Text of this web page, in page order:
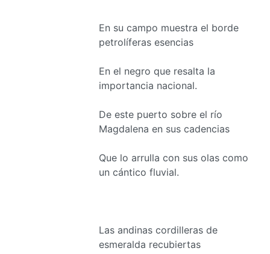
En su campo muestra el borde
petrolíferas esencias
En el negro que resalta la
importancia nacional.
De este puerto sobre el río
Magdalena en sus cadencias
Que lo arrulla con sus olas como
un cántico fluvial.
Las andinas cordilleras de
esmeralda recubiertas